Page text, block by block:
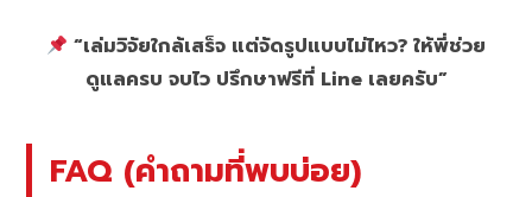
“เล่มวิจัยใกล้เสร็จ แต่จัดรูปแบบไม่ไหว? ให้พี่ช่วย
ดูแลครบ จบไว ปรึกษาฟรีที่ Line เลยครับ”
FAQ (คำถามที่พบบ่อย)